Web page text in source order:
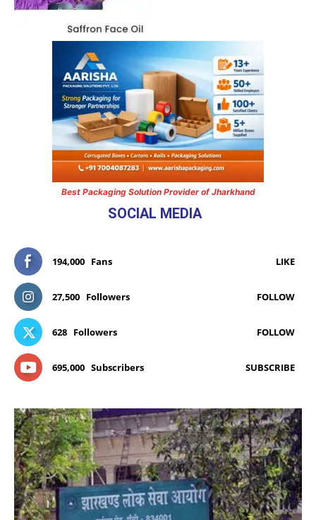
Best Packaging Solution Provider of Jharkhand
SOCIAL MEDIA
194,000 Fans LIKE
27,500 Followers FOLLOW
628 Followers FOLLOW
695,000 Subscribers SUBSCRIBE